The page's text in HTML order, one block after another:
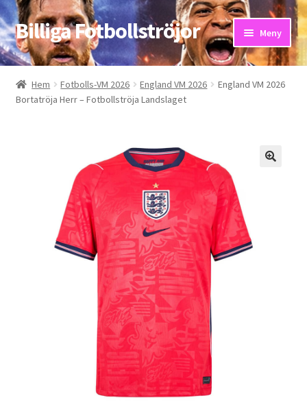
Hoppa
till
navigering
Hoppa
till
innehåll
Billiga Fotbollströjor Meny
Hem
Bloggar
Kontakta oss
Mitt konto
Hem Fotbolls-VM 2026 England VM 2026
England VM 2026
Bortatröja Herr – Fotbollströja Landslaget